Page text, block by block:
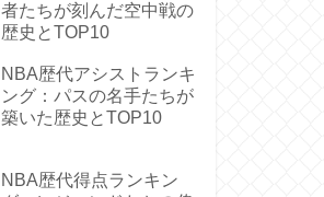
者たちが刻んだ空中戦の
歴史とTOP10
NBA歴代アシストランキ
ング：パスの名手たちが
築いた歴史とTOP10
NBA歴代得点ランキン